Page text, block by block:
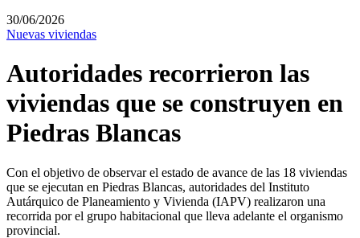
30/06/2026
Nuevas viviendas
Autoridades recorrieron las
viviendas que se construyen en
Piedras Blancas
Con el objetivo de observar el estado de avance de las 18 viviendas
que se ejecutan en Piedras Blancas, autoridades del Instituto
Autárquico de Planeamiento y Vivienda (IAPV) realizaron una
recorrida por el grupo habitacional que lleva adelante el organismo
provincial.